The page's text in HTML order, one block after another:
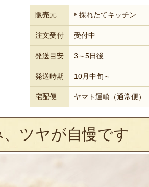
販売元 採れたてキッチン
注文受付 受付中
発送目安 3～5日後
発送時期 10月中旬～
宅配便 ヤマト運輸（通常便）
ツヤが自慢です